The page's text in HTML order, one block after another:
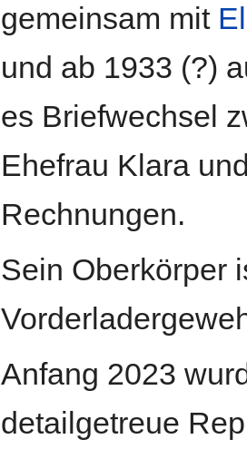
gemeinsam mit
und ab 1933 (?)
es Briefwechsel
Ehefrau Klara
Rechnungen.
Sein Oberkörper
Anfang 2023
detailgetreue